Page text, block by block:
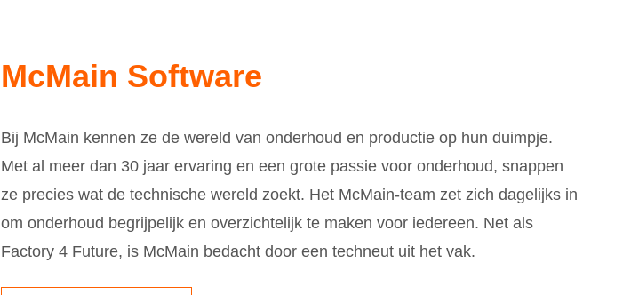
McMain Software
Bij McMain kennen ze de wereld van onderhoud en productie op hun duimpje.
Met al meer dan 30 jaar ervaring en een grote passie voor onderhoud, snappen
ze precies wat de technische wereld zoekt. Het McMain-team zet zich dagelijks in
om onderhoud begrijpelijk en overzichtelijk te maken voor iedereen. Net als
Factory 4 Future, is McMain bedacht door een techneut uit het vak.